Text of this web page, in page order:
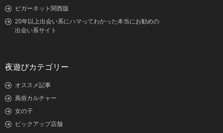
ビガーネット関西版
20年以上出会い系にハマってわかった本当にお勧めの
出会い系サイト
夜遊びカテゴリー
オススメ記事
風俗カルチャー
女の子
ピックアップ店舗